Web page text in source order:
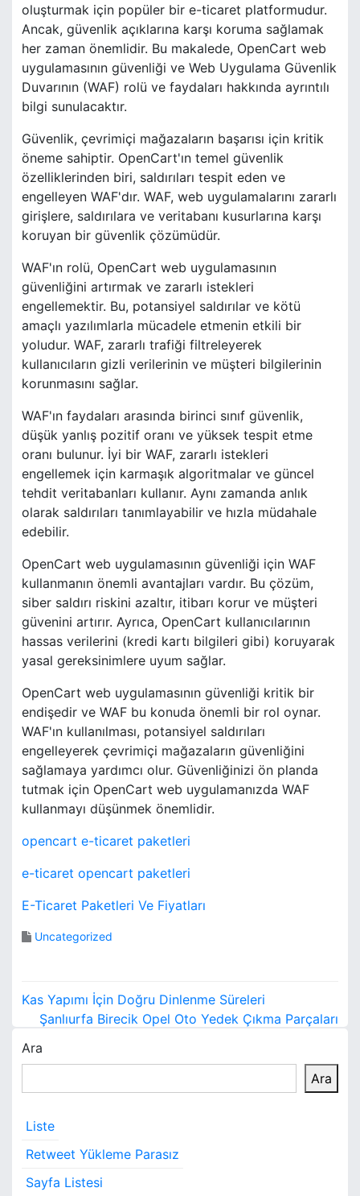
oluşturmak için popüler bir e-ticaret platformudur.
Ancak, güvenlik açıklarına karşı koruma sağlamak
her zaman önemlidir. Bu makalede, OpenCart web
uygulamasının güvenliği ve Web Uygulama Güvenlik
Duvarının (WAF) rolü ve faydaları hakkında ayrıntılı
bilgi sunulacaktır.
Güvenlik, çevrimiçi mağazaların başarısı için kritik
öneme sahiptir. OpenCart'ın temel güvenlik
özelliklerinden biri, saldırıları tespit eden ve
engelleyen WAF'dır. WAF, web uygulamalarını zararlı
girişlere, saldırılara ve veritabanı kusurlarına karşı
koruyan bir güvenlik çözümüdür.
WAF'ın rolü, OpenCart web uygulamasının
güvenliğini artırmak ve zararlı istekleri
engellemektir. Bu, potansiyel saldırılar ve kötü
amaçlı yazılımlarla mücadele etmenin etkili bir
yoludur. WAF, zararlı trafiği filtreleyerek
kullanıcıların gizli verilerinin ve müşteri bilgilerinin
korunmasını sağlar.
WAF'ın faydaları arasında birinci sınıf güvenlik,
düşük yanlış pozitif oranı ve yüksek tespit etme
oranı bulunur. İyi bir WAF, zararlı istekleri
engellemek için karmaşık algoritmalar ve güncel
tehdit veritabanları kullanır. Aynı zamanda anlık
olarak saldırıları tanımlayabilir ve hızla müdahale
edebilir.
OpenCart web uygulamasının güvenliği için WAF
kullanmanın önemli avantajları vardır. Bu çözüm,
siber saldırı riskini azaltır, itibarı korur ve müşteri
güvenini artırır. Ayrıca, OpenCart kullanıcılarının
hassas verilerini (kredi kartı bilgileri gibi) koruyarak
yasal gereksinimlere uyum sağlar.
OpenCart web uygulamasının güvenliği kritik bir
endişedir ve WAF bu konuda önemli bir rol oynar.
WAF'ın kullanılması, potansiyel saldırıları
engelleyerek çevrimiçi mağazaların güvenliğini
sağlamaya yardımcı olur. Güvenliğinizi ön planda
tutmak için OpenCart web uygulamanızda WAF
kullanmayı düşünmek önemlidir.
opencart e-ticaret paketleri
e-ticaret opencart paketleri
E-Ticaret Paketleri Ve Fiyatları
Uncategorized
Y
z
ı
g
e
z
Kas Yapımı İçin Doğru Dinlenme Süreleri
Şanlıurfa Birecik Opel Oto Yedek Çıkma Parçaları
Ara
Ara
Liste
Retweet Yükleme Parasız
Sayfa Listesi